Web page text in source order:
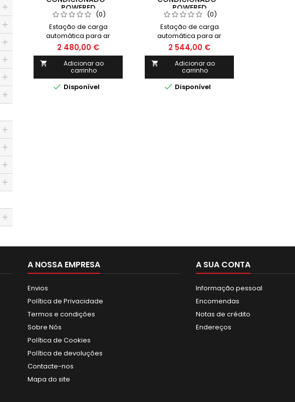
POWERED
(0)
Estação de carga
automática para ar
condicionado para gás
R134A
2 480,00 €

Adicionar ao
carrinho
 Disponível
POWERED
(0)
Estação de carga
automática para ar
condicionado para gás
R1234YF
2 544,00 €

Adicionar ao
carrinho
 Disponível
A NOSSA EMPRESA
Envios
Política de Privacidade
Termos e condições
Sobre Nós
Política de Cookies
Política de devoluções
Contacte-nos
Mapa do site
A SUA CONTA
Informação pessoal
Encomendas
Notas de crédito
Endereços